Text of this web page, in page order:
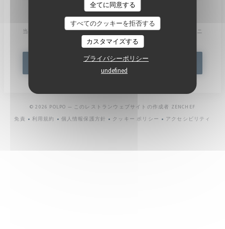
全てに同意する
すべてのクッキーを拒否する
カスタマイズする
プライバシーポリシー
undefined
ニュースレター*
当社のニュースレターを購読し、当社からのEメールによる個別コミュニ
ケーションやマーケティングオファーを受け取る。
登録する
© 2026 POLPO — このレストランウェブサイトの作成者 ZENCHEF
免責
利用規約
個人情報保護方針
クッキー ポリシー
アクセシビリティ